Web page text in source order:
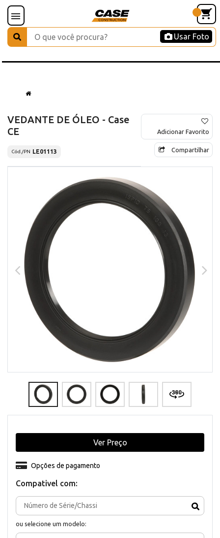
Usar Foto
VEDANTE DE ÓLEO - Case
CE
Cód./PN LE01113
Adicionar Favorito
Compartilhar
Compativel com:
ou selecione um modelo:
Opções de pagamento
Ver Preço